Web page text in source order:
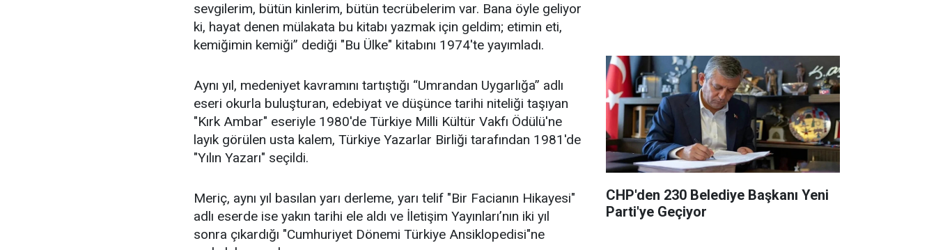
sevgilerim, bütün kinlerim, bütün tecrübelerim var. Bana öyle geliyor
ki, hayat denen mülakata bu kitabı yazmak için geldim; etimin eti,
kemiğimin kemiği” dediği "Bu Ülke" kitabını 1974'te yayımladı.
Aynı yıl, medeniyet kavramını tartıştığı “Umrandan Uygarlığa” adlı
eseri okurla buluşturan, edebiyat ve düşünce tarihi niteliği taşıyan
"Kırk Ambar" eseriyle 1980'de Türkiye Milli Kültür Vakfı Ödülü'ne
layık görülen usta kalem, Türkiye Yazarlar Birliği tarafından 1981'de
"Yılın Yazarı" seçildi.
Meriç, aynı yıl basılan yarı derleme, yarı telif "Bir Facianın Hikayesi"
adlı eserde ise yakın tarihi ele aldı ve İletişim Yayınları’nın iki yıl
sonra çıkardığı "Cumhuriyet Dönemi Türkiye Ansiklopedisi"ne
CHP'den 230 Belediye Başkanı Yeni
Parti'ye Geçiyor